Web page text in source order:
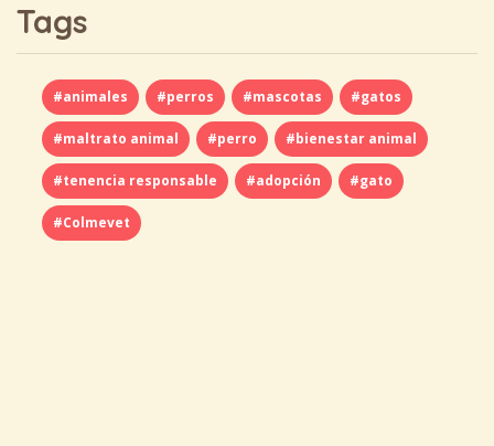
Tags
#animales #perros #mascotas #gatos
#maltrato animal #perro #bienestar animal
#tenencia responsable #adopción #gato
#Colmevet